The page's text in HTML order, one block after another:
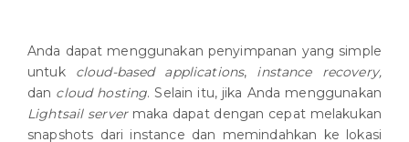
Anda dapat menggunakan penyimpanan yang simple
untuk cloud-based applications, instance recovery,
dan cloud hosting. Selain itu, jika Anda menggunakan
Lightsail servermaka dapat dengan cepat melakukan
snapshots dari instance dan memindahkan ke lokasi